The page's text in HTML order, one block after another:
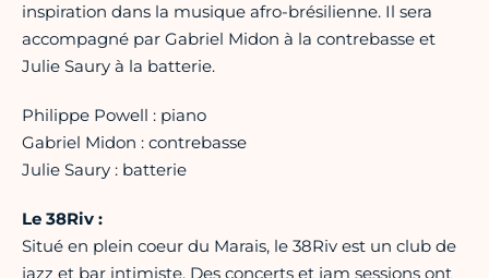
inspiration dans la musique afro-brésilienne. Il sera
accompagné par Gabriel Midon à la contrebasse et
Julie Saury à la batterie.
Philippe Powell : piano
Gabriel Midon : contrebasse
Julie Saury : batterie
Le 38Riv :
Situé en plein coeur du Marais, le 38Riv est un club de
jazz et bar intimiste. Des concerts et jam sessions ont